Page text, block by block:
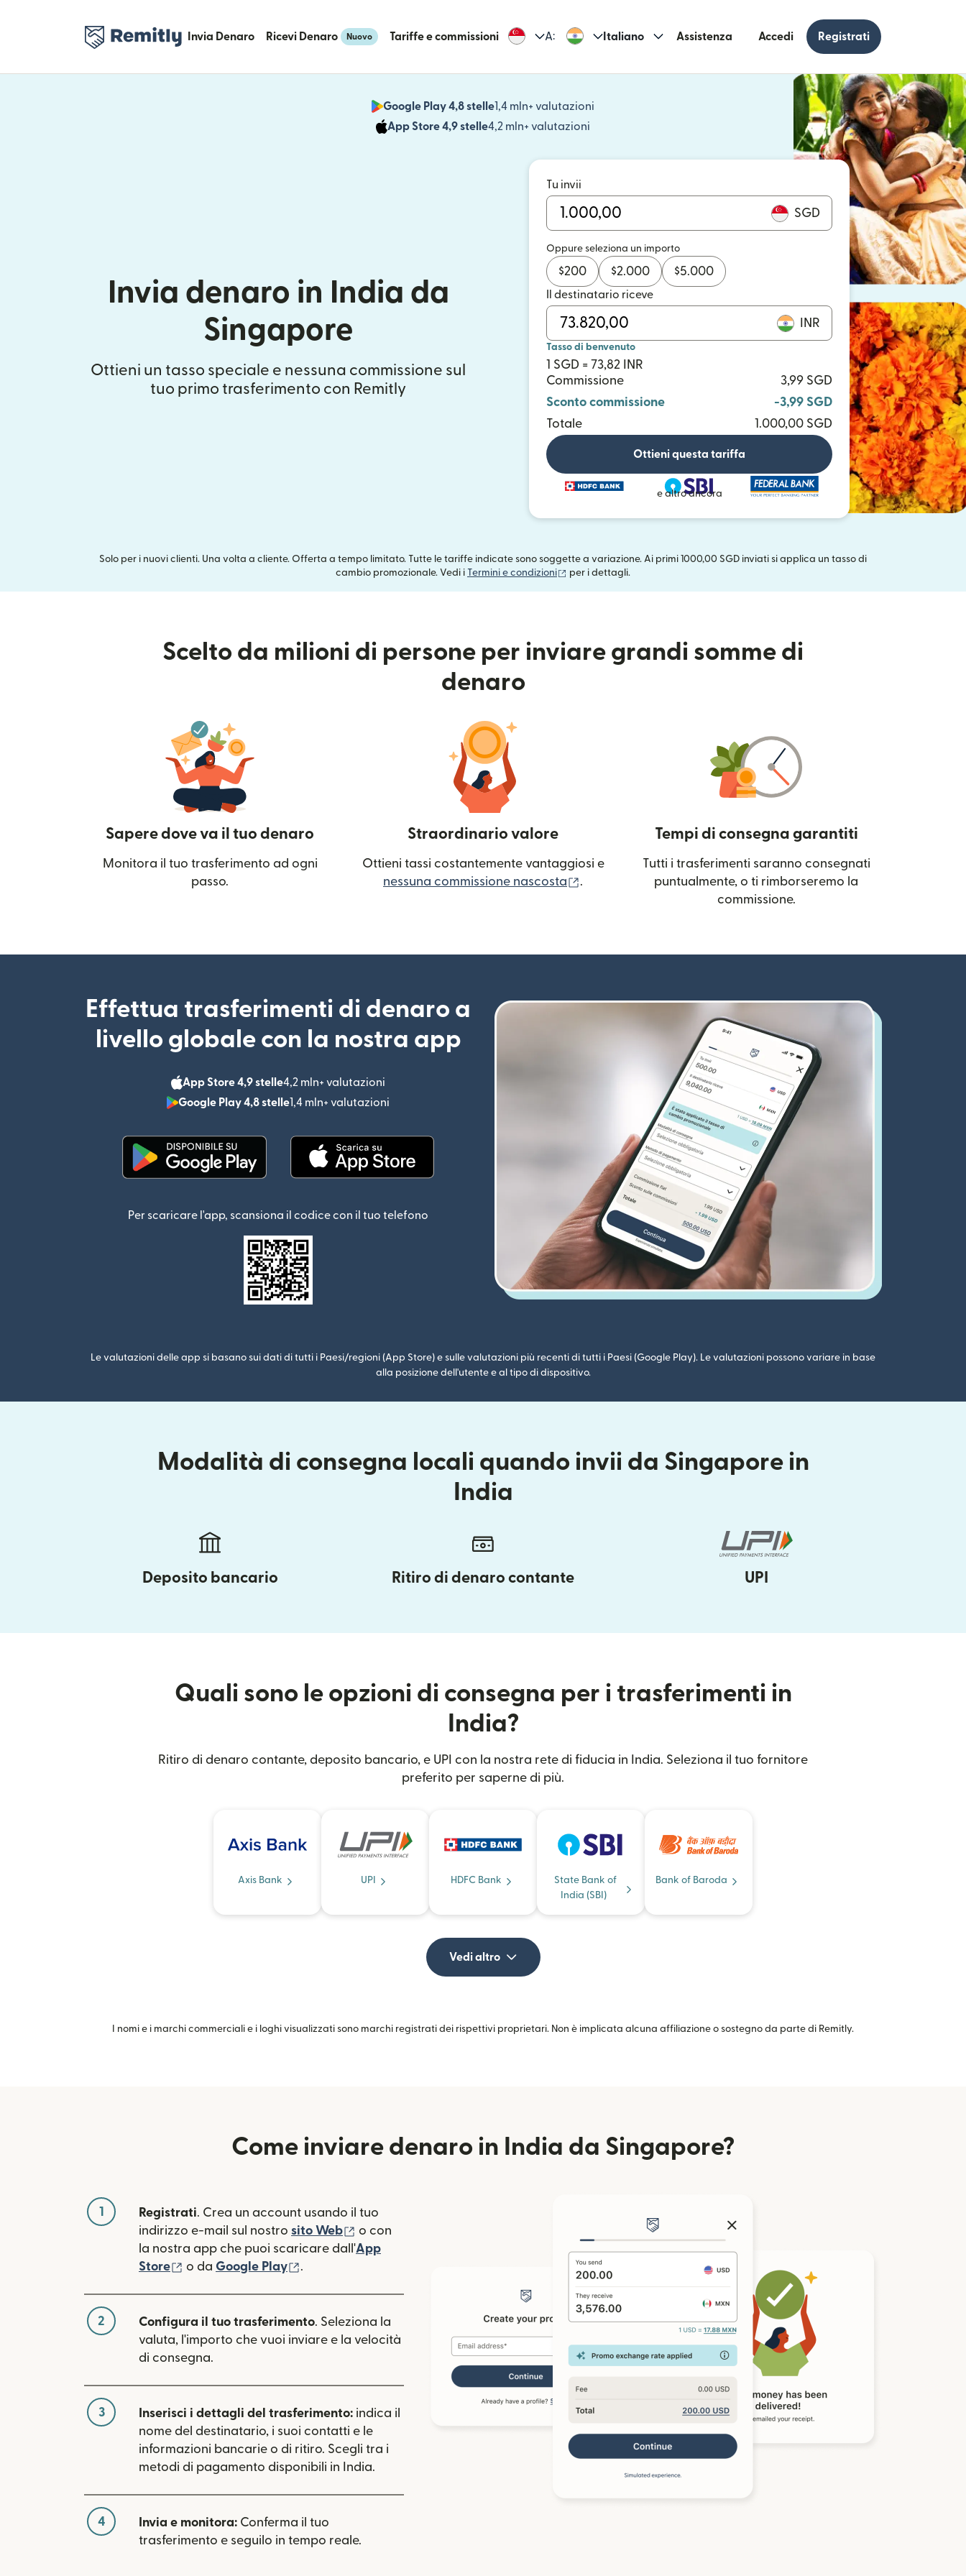
Invia Denaro Ricevi Denaro Nuovo Tariffe e commissioni A: Italiano Assistenza Accedi Registrati
Google Play 4,8 stelle1,4 mln+ valutazioni
App Store 4,9 stelle4,2 mln+ valutazioni
Invia denaro in India da
Singapore
Ottieni un tasso speciale e nessuna commissione sul
tuo primo trasferimento con Remitly
Tu invii
SGD
Oppure seleziona un importo
$200 $2.000 $5.000
Il destinatario riceve
INR
Tasso di benvenuto
1 SGD = 73,82 INR
Commissione
3,99 SGD
Sconto commissione
-3,99 SGD
Totale
1.000,00 SGD
Ottieni questa tariffa
e altro ancora
Solo per i nuovi clienti. Una volta a cliente. Offerta a tempo limitato. Tutte le tariffe indicate sono soggette a variazione. Ai primi 1000,00 SGD inviati si applica un tasso di
cambio promozionale. Vedi i Termini e condizioni (si apre in una nuova finestra)
per i dettagli.
Scelto da milioni di persone per inviare grandi somme di
denaro
Sapere dove va il tuo denaro
Monitora il tuo trasferimento ad ogni
passo.
Straordinario valore
Ottieni tassi costantemente vantaggiosi e
nessuna commissione nascosta
(si apre in una nuova finestra)
.
Tempi di consegna garantiti
Tutti i trasferimenti saranno consegnati
puntualmente, o ti rimborseremo la
commissione.
Effettua trasferimenti di denaro a
livello globale con la nostra app
App Store 4,9 stelle4,2 mln+ valutazioni
Google Play 4,8 stelle1,4 mln+ valutazioni
Per scaricare l'app, scansiona il codice con il tuo telefono
Le valutazioni delle app si basano sui dati di tutti i Paesi/regioni (App Store) e sulle valutazioni più recenti di tutti i Paesi (Google Play). Le valutazioni possono variare in base
alla posizione dell'utente e al tipo di dispositivo.
Modalità di consegna locali quando invii da Singapore in
India
Deposito bancario Ritiro di denaro contante UPI
Quali sono le opzioni di consegna per i trasferimenti in
India?
Ritiro di denaro contante, deposito bancario, e UPI con la nostra rete di fiducia in India. Seleziona il tuo fornitore
preferito per saperne di più.
Axis Bank UPI HDFC Bank
State Bank of
India (SBI)
Bank of Baroda
Vedi altro
I nomi e i marchi commerciali e i loghi visualizzati sono marchi registrati dei rispettivi proprietari. Non è implicata alcuna affiliazione o sostegno da parte di Remitly.
Come inviare denaro in India da Singapore?
1 Registrati. Crea un account usando il tuo
indirizzo e-mail sul nostro sito Web (si apre in una nuova finestra)
o con
la nostra app che puoi scaricare dall'App
Store
(si apre in una nuova finestra)
o da Google Play (si apre in una nuova finestra)
.
2 Configura il tuo trasferimento. Seleziona la
valuta, l'importo che vuoi inviare e la velocità
di consegna.
3 Inserisci i dettagli del trasferimento: indica il
nome del destinatario, i suoi contatti e le
informazioni bancarie o di ritiro. Scegli tra i
metodi di pagamento disponibili in India.
4 Invia e monitora: Conferma il tuo
trasferimento e seguilo in tempo reale.